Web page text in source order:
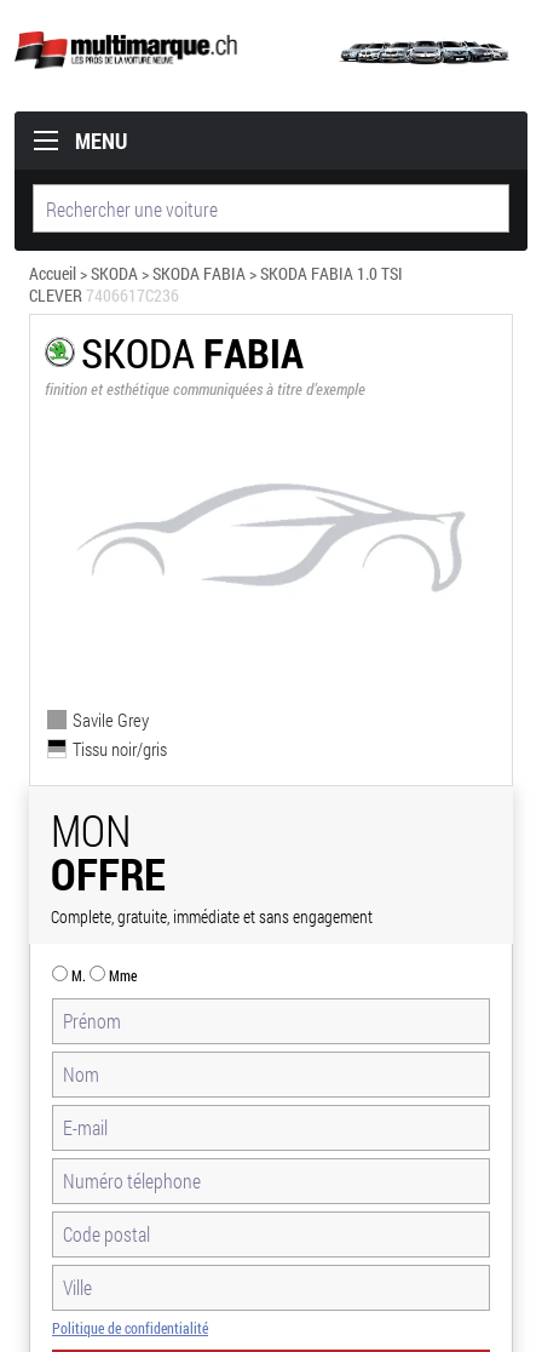
MENU
Accueil>SKODA>SKODA FABIA> SKODA FABIA 1.0 TSI
CLEVER7406617C236
SKODAFABIA
finition et esthétique communiquées à titre d’exemple
Savile Grey
Tissu noir/gris
MON
OFFRE
Complete, gratuite, immédiate et sans engagement
M. Mme
Politique de confidentialité